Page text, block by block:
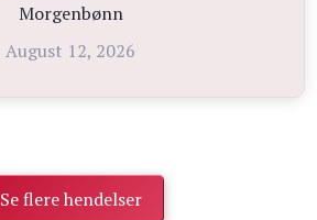
Morgenbønn
August 12, 2026
Se flere hendelser